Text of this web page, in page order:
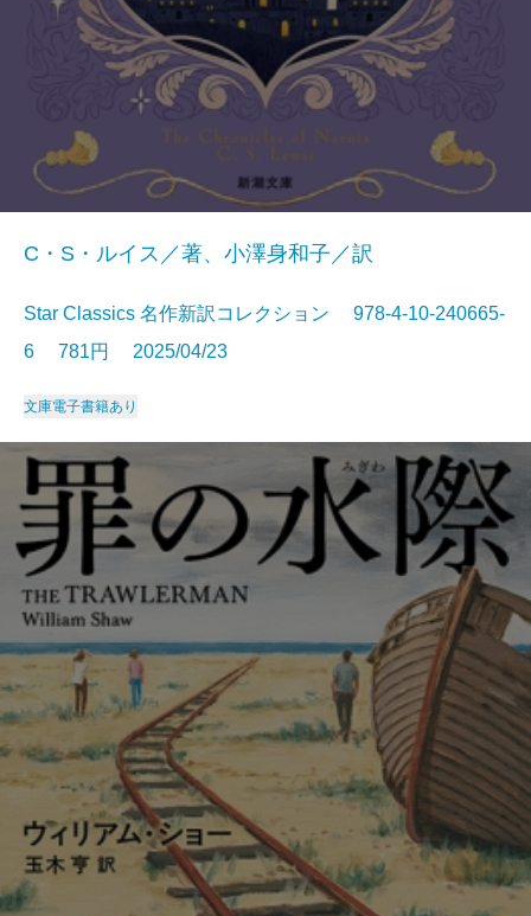
C・S・ルイス／著、小澤身和子／訳
Star Classics 名作新訳コレクション 978-4-10-240665-
6 781円 2025/04/23
文庫電子書籍あり